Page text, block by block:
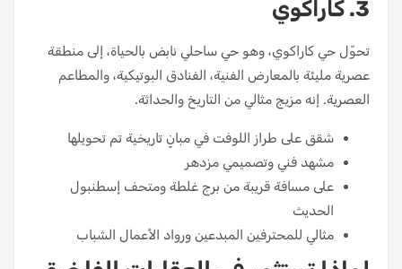
3. كاراكوي
تحوّل حي كاراكوي، وهو حي ساحلي نابض بالحياة، إلى منطقة
عصرية مليئة بالمعارض الفنية، الفنادق البوتيكية، والمطاعم
العصرية. إنه مزيج مثالي من التاريخ والحداثة.
شقق على طراز اللوفت في مبانٍ تاريخية تم تحويلها
مشهد فني وتصميمي مزدهر
على مسافة قريبة من برج غلطة ومتحف إسطنبول
الحديث
مثالي للمحترفين المبدعين ورواد الأعمال الشباب